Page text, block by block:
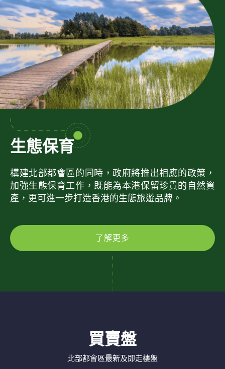
生態保育
構建北部都會區的同時，政府將推出相應的政策，
加強生態保育工作，既能為本港保留珍貴的自然資
產，更可進一步打造香港的生態旅遊品牌。
了解更多
買賣盤
北部都會區最新及即走樓盤